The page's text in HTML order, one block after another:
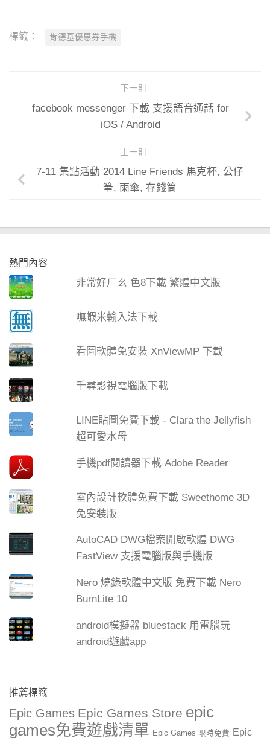
標籤： 肯德基優惠券手機
下一則
facebook messenger 下載 支援語音通話 for
iOS / Android
上一則
7-11 集點活動 2014 Line Friends 馬克杯, 公仔
筆, 雨傘, 存錢筒
熱門內容
非常好ㄏㄠ 色8下載 繁體中文版
嘸蝦米輸入法下載
看圖軟體免安裝 XnViewMP 下載
千尋影視電腦版下載
LINE貼圖免費下載 - Clara the Jellyfish
超可愛水母
手機pdf閱讀器下載 Adobe Reader
室內設計軟體免費下載 Sweethome 3D
免安裝版
AutoCAD DWG檔案開啟軟體 DWG
FastView 支援電腦版與手機版
Nero 燒錄軟體中文版 免費下載 Nero
BurnLite 10
android模擬器 bluestack 用電腦玩
android遊戲app
推薦標籤
Epic Games Epic Games Store epic
games免費遊戲清單 Epic Games 限時免費 Epic